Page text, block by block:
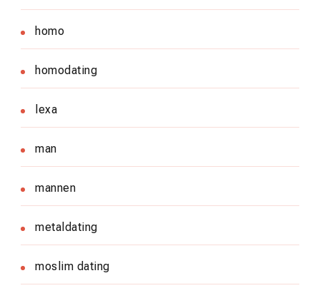
homo
homodating
lexa
man
mannen
metaldating
moslim dating